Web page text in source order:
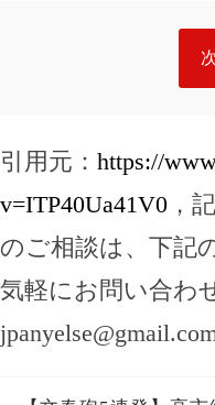
引用元： https://
v=ITP40Ua41V0 ，
のご相談は、下記
気軽にお問い合わ